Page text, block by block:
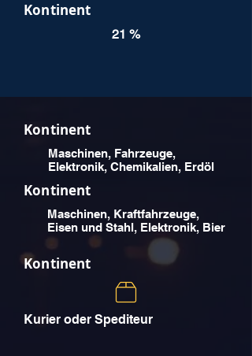
Kontinent
21 %
Kontinent
Maschinen, Fahrzeuge,
Elektronik, Chemikalien, Erdöl
Kontinent
Maschinen, Kraftfahrzeuge,
Eisen und Stahl, Elektronik, Bier
Kontinent
Kurier oder Spediteur